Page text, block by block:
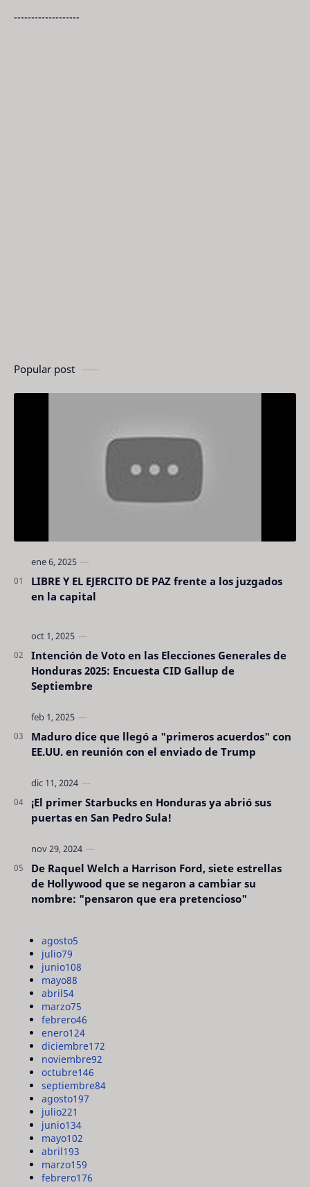
-------------------
Popular post
LIBRE Y EL EJERCITO DE PAZ frente a los juzgados
en la capital
Intención de Voto en las Elecciones Generales de
Honduras 2025: Encuesta CID Gallup de
Septiembre
Maduro dice que llegó a "primeros acuerdos" con
EE.UU. en reunión con el enviado de Trump
¡El primer Starbucks en Honduras ya abrió sus
puertas en San Pedro Sula!
De Raquel Welch a Harrison Ford, siete estrellas
de Hollywood que se negaron a cambiar su
nombre: "pensaron que era pretencioso"
agosto5
julio79
junio108
mayo88
abril54
marzo75
febrero46
enero124
diciembre172
noviembre92
octubre146
septiembre84
agosto197
julio221
junio134
mayo102
abril193
marzo159
febrero176